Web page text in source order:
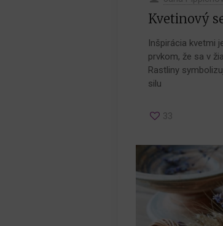
Kvetinový
Inšpirácia kvetmi
prvkom, že sa v
Rastliny
silu
33